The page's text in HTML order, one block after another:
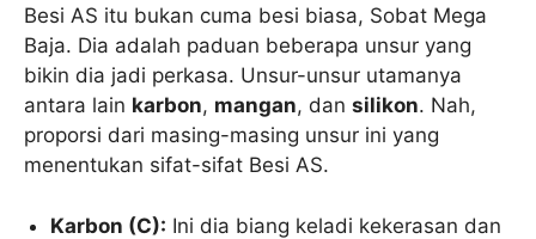
Besi AS itu bukan cuma besi biasa, Sobat Mega
Baja. Dia adalah paduan beberapa unsur yang
bikin dia jadi perkasa. Unsur-unsur utamanya
antara lain karbon, mangan, dan silikon. Nah,
proporsi dari masing-masing unsur ini yang
menentukan sifat-sifat Besi AS.
Karbon (C): Ini dia biang keladi kekerasan dan